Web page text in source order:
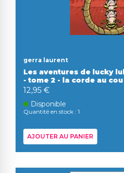
gerra laurent
Les aventures de lucky
- tome 2 - la corde au cou
12,95 €
Disponible
Quantité en stock : 1
AJOUTER AU PANIER